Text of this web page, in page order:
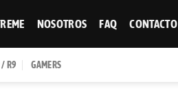
NOSOTROS FAQ CONTACTO
/ R9 GAMERS